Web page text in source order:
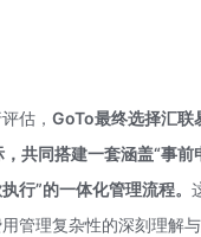
估， GoTo最终选择汇联
共同搭建一套涵盖“事前
行”的一体化管理流程。
管理复杂性的深刻理解